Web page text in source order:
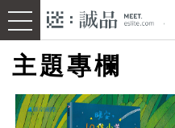
主題專欄